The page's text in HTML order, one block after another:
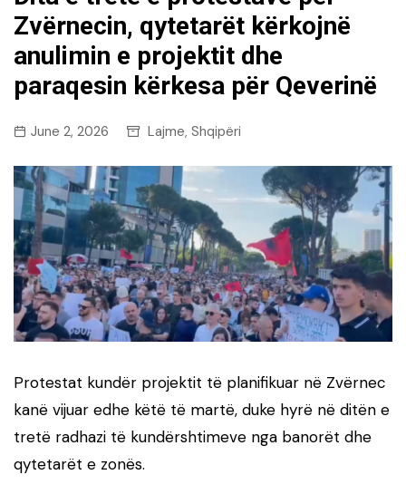
Zvërnecin, qytetarët kërkojnë
anulimin e projektit dhe
paraqesin kërkesa për Qeverinë
June 2, 2026 Lajme, Shqipëri
Protestat kundër projektit të planifikuar në Zvërnec
kanë vijuar edhe këtë të martë, duke hyrë në ditën e
tretë radhazi të kundërshtimeve nga banorët dhe
qytetarët e zonës.